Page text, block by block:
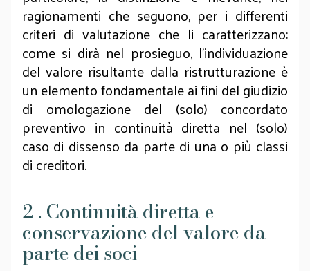
ragionamenti che seguono, per i differenti
criteri di valutazione che li caratterizzano:
come si dirà nel prosieguo, l’individuazione
del valore risultante dalla ristrutturazione è
un elemento fondamentale ai fini del giudizio
di omologazione del (solo) concordato
preventivo in continuità diretta nel (solo)
caso di dissenso da parte di una o più classi
di creditori.
2 . Continuità diretta e
conservazione del valore da
parte dei soci